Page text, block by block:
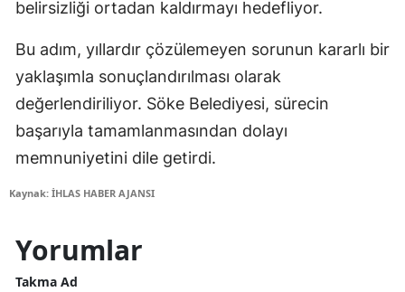
belirsizliği ortadan kaldırmayı hedefliyor.
Bu adım, yıllardır çözülemeyen sorunun kararlı bir
yaklaşımla sonuçlandırılması olarak
değerlendiriliyor. Söke Belediyesi, sürecin
başarıyla tamamlanmasından dolayı
memnuniyetini dile getirdi.
Kaynak: İHLAS HABER AJANSI
Yorumlar
Takma Ad